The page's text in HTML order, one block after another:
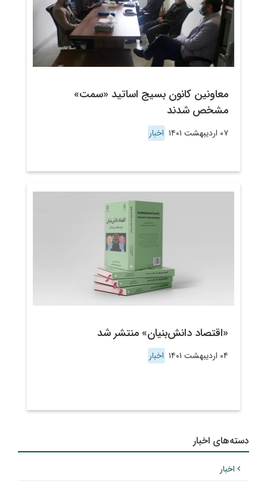
معاونین کانون بسیج اساتید «سمت»
مشخص شدند
۰۷ اردیبهشت ۱۴۰۱ اخبار
«اقتصاد دانش‌بنیان» منتشر شد
۰۴ اردیبهشت ۱۴۰۱ اخبار
دسته‌های اخبار
اخبار